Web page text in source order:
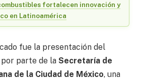
fortalecen innovación y
en Latinoamérica
fue la presentación del
por parte de la Secretaría de
de la Ciudad de México, una